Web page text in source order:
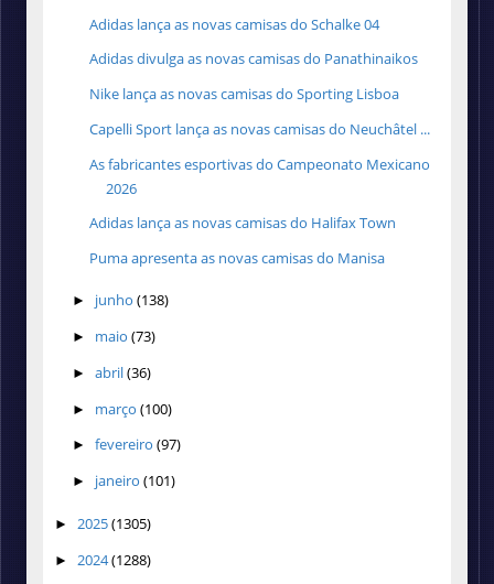
Adidas lança as novas camisas do Schalke 04
Adidas divulga as novas camisas do Panathinaikos
Nike lança as novas camisas do Sporting Lisboa
Capelli Sport lança as novas camisas do Neuchâtel ...
As fabricantes esportivas do Campeonato Mexicano
2026
Adidas lança as novas camisas do Halifax Town
Puma apresenta as novas camisas do Manisa
► junho (138)
► maio (73)
► abril(36)
► março (100)
► fevereiro (97)
► janeiro (101)
► 2025(1305)
► 2024(1288)